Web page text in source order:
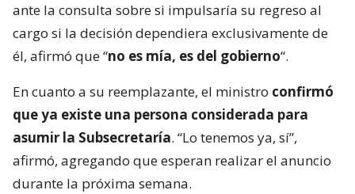
ante la consulta sobre si impulsaría su regreso al
cargo si la decisión dependiera exclusivamente de
él, afirmó que “no es mía, es del gobierno“.
En cuanto a su reemplazante, el ministro confirmó
que ya existe una persona considerada para
asumir la Subsecretaría. “Lo tenemos ya, sí”,
afirmó, agregando que esperan realizar el anuncio
durante la próxima semana.